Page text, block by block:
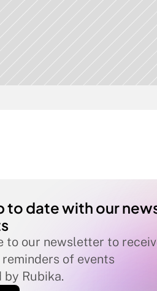
to date with our
to our newsletter to
reminders of events
by Rubika.